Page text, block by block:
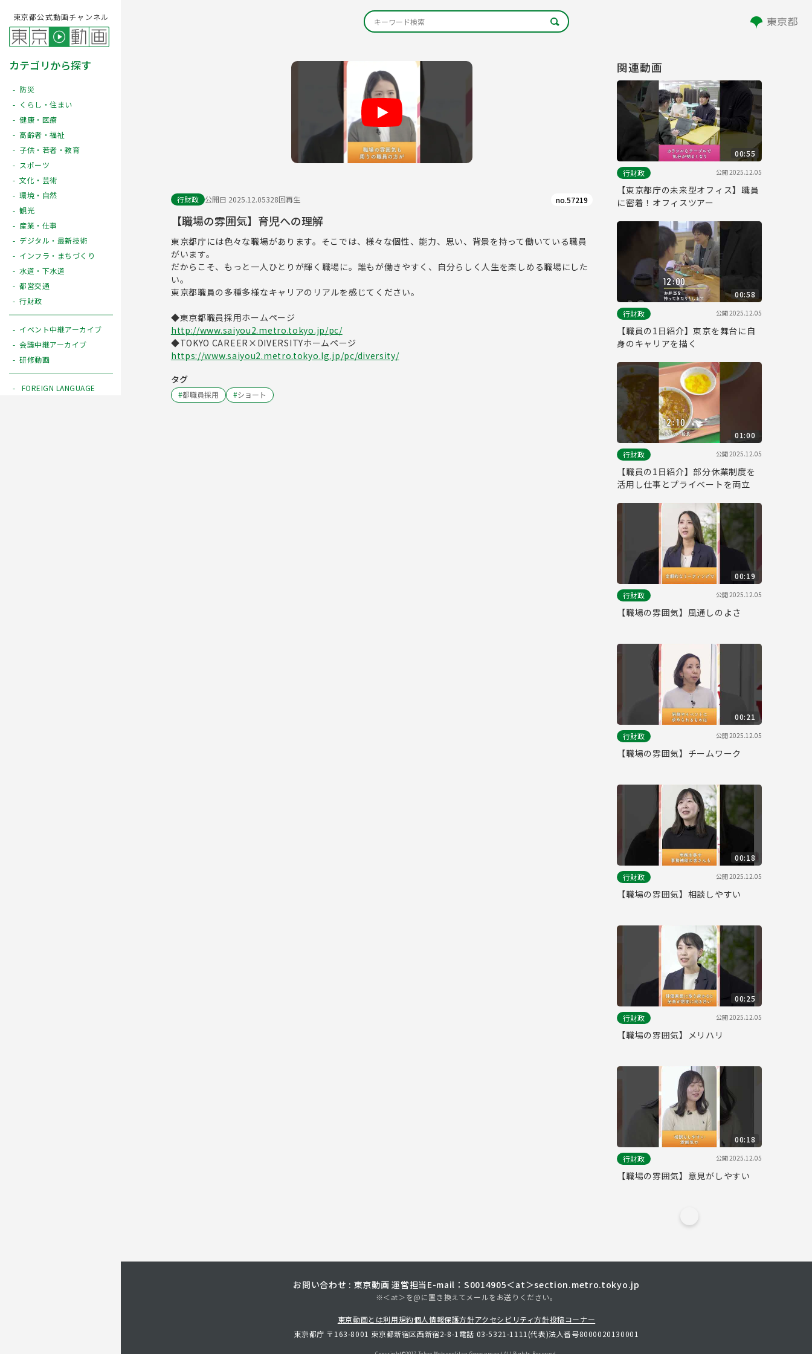
東京都公式動画チャンネル
カテゴリから探す
防災
くらし・住まい
健康・医療
高齢者・福祉
子供・若者・教育
スポーツ
文化・芸術
環境・自然
観光
産業・仕事
デジタル・最新技術
インフラ・まちづくり
水道・下水道
都営交通
行財政
イベント中継アーカイブ
会議中継アーカイブ
研修動画
FOREIGN LANGUAGE
行財政 公開日 2025.12.05328回再生 no.57219
【職場の雰囲気】育児への理解
東京都庁には色々な職場があります。そこでは、様々な個性、能力、思い、背景を持って働いている職員
がいます。
だからこそ、もっと一人ひとりが輝く職場に。誰もが働きやすく、自分らしく人生を楽しめる職場にした
い。
東京都職員の多種多様なキャリアのリアルを感じてください。
◆東京都職員採用ホームページ
http://www.saiyou2.metro.tokyo.jp/pc/
◆TOKYO CAREER×DIVERSITYホームページ
https://www.saiyou2.metro.tokyo.lg.jp/pc/diversity/
タグ
#都職員採用 #ショート
関連動画
00:55
行財政
公開2025.12.05
【東京都庁の未来型オフィス】職員
に密着！オフィスツアー
00:58
行財政
公開2025.12.05
【職員の1日紹介】東京を舞台に自
身のキャリアを描く
01:00
行財政
公開2025.12.05
【職員の1日紹介】部分休業制度を
活用し仕事とプライベートを両立
00:19
行財政
公開2025.12.05
【職場の雰囲気】風通しのよさ
00:21
行財政
公開2025.12.05
【職場の雰囲気】チームワーク
00:18
行財政
公開2025.12.05
【職場の雰囲気】相談しやすい
00:25
行財政
公開2025.12.05
【職場の雰囲気】メリハリ
00:18
行財政
公開2025.12.05
【職場の雰囲気】意見がしやすい
お問い合わせ : 東京動画 運営担当 E-mail：S0014905＜at＞section.metro.tokyo.jp
※＜at＞を@に置き換えてメールをお送りください。
東京動画とは利用規約個人情報保護方針アクセシビリティ方針投稿コーナー
東京都庁 〒163-8001 東京都新宿区西新宿2-8-1 電話 03-5321-1111(代表)法人番号8000020130001